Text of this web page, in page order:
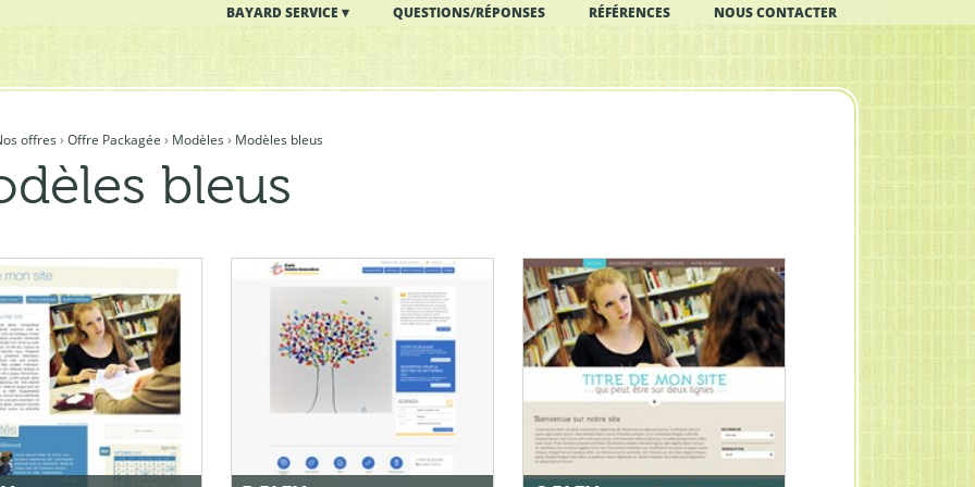
BAYARD SERVICE QUESTIONS/RÉPONSES RÉFÉRENCES NOUS CONTACTER
offres › Offre Packagée › Modèles › Modèles bleus
bleus